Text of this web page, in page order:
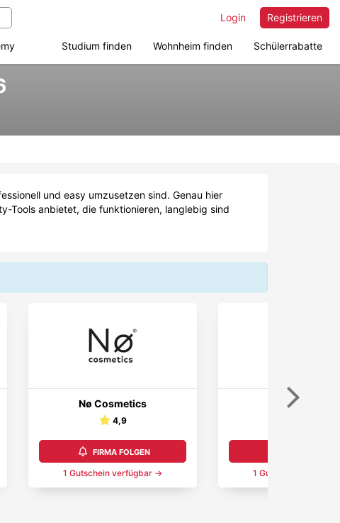
Registrieren
Login
Studium finden Wohnheim finden Schülerrabatte
und easy umzusetzen sind. Genau hier
Tools anbietet, die funktionieren, langlebig sind
Nø Cosmetics
4,9
FIRMA FOLGEN
1Gutschein verfügbar →
treatwell
1 Gutschein